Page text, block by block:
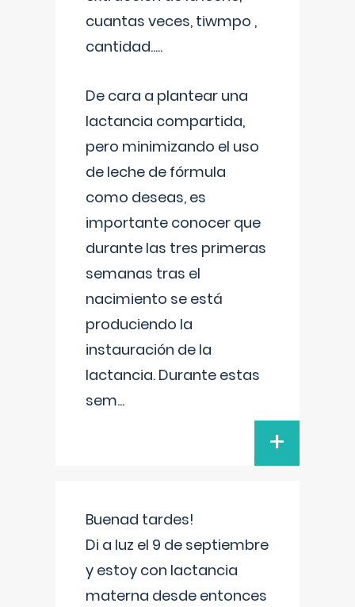
cuantas veces, tiwmpo ,
cantidad.....
De cara a plantear una
lactancia compartida,
pero minimizando el uso
de leche de fórmula
como deseas, es
importante conocer que
durante las tres primeras
semanas tras el
nacimiento se está
produciendo la
instauración de la
lactancia. Durante estas
sem...
+
Buenad tardes!
Di a luz el 9 de septiembre
y estoy con lactancia
materna desde entonces